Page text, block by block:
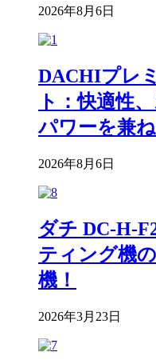
2026年8月6日
DACHIプレ
ト：快適性
パワーを兼
2026年8月6日
ダチ DC-H-
ティング機
機！
2026年3月23日